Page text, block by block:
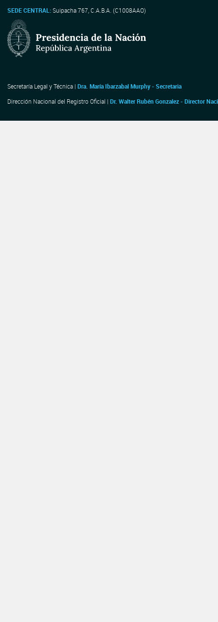
SEDE CENTRAL:Suipacha 767, C.A.B.A. (C1008AAO)
Secretaría Legal y Técnica | Dra. María Ibarzabal Murphy - Secretaria
Dirección Nacional del Registro Oficial | Dr. Walter Rubén Gonzalez - Director